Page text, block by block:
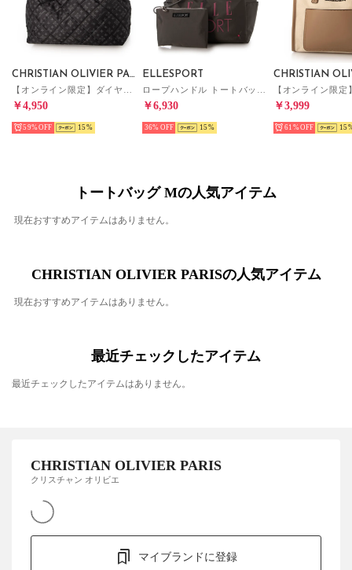
CHRISTIAN OLIVIER PARIS
￥4,950
59% 15
ELLESPORT
￥6,930
36% 15
￥3,999
61% 15
トートバッグ Mの人気アイテム
現在おすすめアイテムはありません。
CHRISTIAN OLIVIER PARISの人気アイテム
現在おすすめアイテムはありません。
最近チェックしたアイテム
最近チェックしたアイテムはありません。
CHRISTIAN OLIVIER PARIS
クリスチャン オリビエ
マイブランドに登録